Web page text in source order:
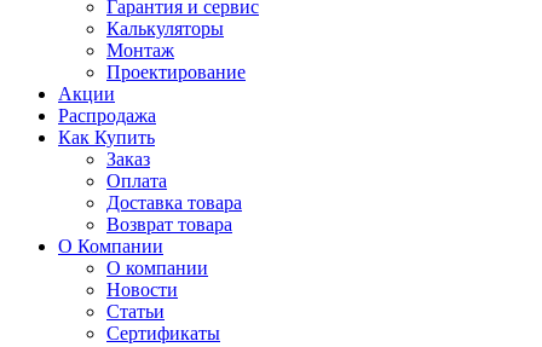
Гарантия и сервис
Калькуляторы
Монтаж
Проектирование
Акции
Распродажа
Как Купить
Заказ
Оплата
Доставка товара
Возврат товара
О Компании
О компании
Новости
Статьи
Сертификаты